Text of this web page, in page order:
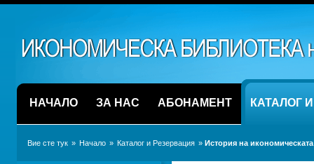
НАЧАЛО ЗА НАС АБОНАМЕНТ КАТАЛОГ
Вие сте тук » Начало » Каталог и Резервация » История на